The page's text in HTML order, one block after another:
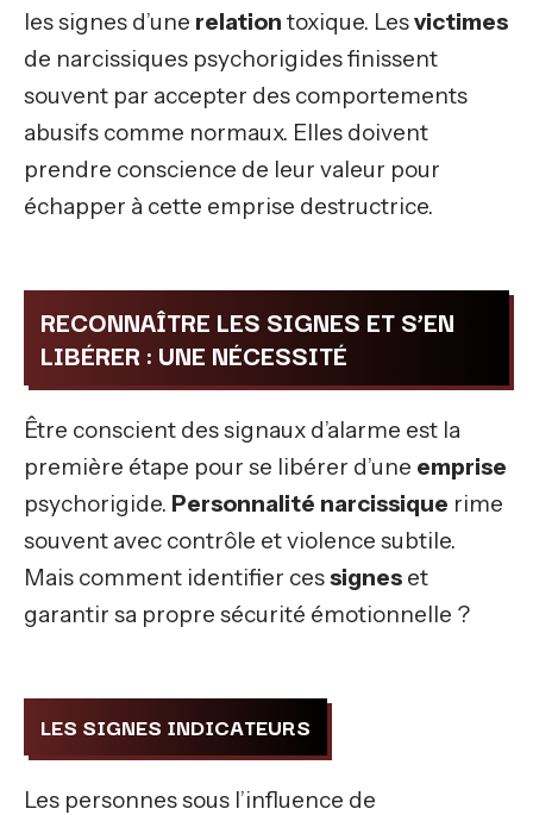
les signes d’une relation toxique. Lesvictimes
de narcissiques psychorigides finissent
souvent par accepter des comportements
abusifs comme normaux. Elles doivent
prendre conscience de leur valeur pour
échapper à cette emprise destructrice.
RECONNAÎTRE LES SIGNES ET S’EN
LIBÉRER : UNE NÉCESSITÉ
Être conscient des signaux d’alarme est la
première étape pour se libérer d’une emprise
psychorigide. Personnalité narcissique rime
souvent avec contrôle et violence subtile.
Mais comment identifier cessignes et
garantir sa propre sécurité émotionnelle ?
LES SIGNES INDICATEURS
Les personnes sous l’influence de